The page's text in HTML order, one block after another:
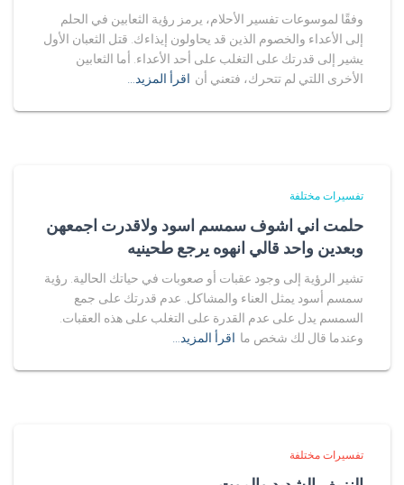
وفقًا لموسوعات تفسير الأحلام، يرمز رؤية الثعابين في الحلم
إلى الأعداء والخصوم الذين قد يحاولون إيذاءك. قتل الثعبان الأول
يشير إلى قدرتك على التغلب على أحد الأعداء. أما الثعابين
الأخرى اللتي لم تتحرك، فتعني أن اقرأ المزيد…
تفسيرات مختلفة
حلمت اني اشوف سمسم اسود ولاقدرت اجمعهن
وبعدين واحد قالي انهوه يرجع طحينيه
تشير الرؤية إلى وجود عقبات أو صعوبات في حياتك الحالية. رؤية
سمسم أسود يمثل العناء والمشاكل. عدم قدرتك على جمع
السمسم يدل على عدم القدرة على التغلب على هذه العقبات.
وعندما قال لك شخص ما اقرأ المزيد…
تفسيرات مختلفة